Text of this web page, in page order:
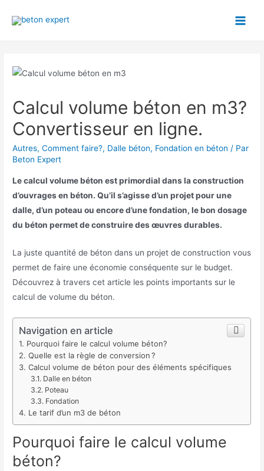
Main
Calcul volume béton en m3?
Convertisseur en ligne.
Autres,Comment faire?, Dalle béton, Fondation en béton / Par
Beton Expert
Le calcul volume béton est primordial dans la construction
d’ouvrages en béton. Qu’il s’agisse d’un projet pour une
dalle, d’un poteau ou encore d’une fondation, le bon dosage
du béton permet de construire des œuvres durables.
La juste quantité de béton dans un projet de construction vous
permet de faire une économie conséquente sur le budget.
Découvrez à travers cet article les points importants sur le
calcul de volume du béton.
Navigation en article
Pourquoi faire le calcul volume béton?
Quelle est la règle de conversion ?
Calcul volume de béton pour des éléments spécifiques
Dalle en béton
Poteau
Fondation
Le tarif d’un m3 de béton
Pourquoi faire le calcul volume
béton?